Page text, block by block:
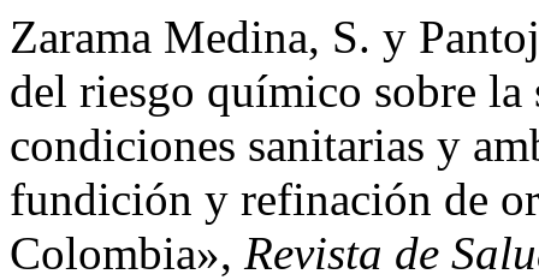
Zarama Medina, S. y
del riesgo químico sobre la
condiciones sanitarias y
fundición y refinación de
Colombia», Revista de